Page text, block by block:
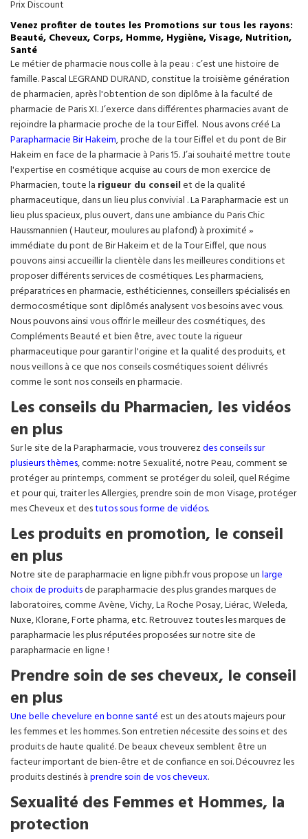
Prix Discount
Venez profiter de toutes les Promotions sur tous les rayons:
Beauté, Cheveux, Corps, Homme, Hygiène, Visage, Nutrition,
Santé
Le métier de pharmacie nous colle à la peau : c’est une histoire de
famille. Pascal LEGRAND DURAND, constitue la troisième génération
de pharmacien, après l'obtention de son diplôme à la faculté de
pharmacie de Paris XI. J’exerce dans différentes pharmacies avant de
rejoindre la pharmacie proche de la tour Eiffel. Nous avons créé La
Parapharmacie Bir Hakeim, proche de la tourEiffelet du pont de Bir
Hakeim en face de la pharmacie à Paris 15. J’ai souhaité mettre toute
l'expertise en cosmétique acquise au cours de mon exercice de
Pharmacien, toute la rigueur du conseilet de la qualité
pharmaceutique, dans un lieu plus convivial . La Parapharmacie est un
lieu plus spacieux, plus ouvert, dans une ambiance du Paris Chic
Haussmannien ( Hauteur, moulures au plafond) à proximité »
immédiate du pont de Bir Hakeim et de la Tour Eiffel, que nous
pouvons ainsi accueillir la clientèle dans les meilleures conditions et
proposer différents services de cosmétiques. Les pharmaciens,
préparatrices en pharmacie, esthéticiennes, conseillers spécialisés en
dermocosmétique sont diplômés analysent vos besoins avec vous.
Nous pouvons ainsi vous offrir le meilleur des cosmétiques, des
Compléments Beauté et bien être, avec toute la rigueur
pharmaceutique pour garantir l'origine et la qualité des produits, et
nous veillons à ce que nos conseils cosmétiques soient délivrés
comme le sont nos conseils en pharmacie.
Les conseils du Pharmacien, les vidéos
en plus
Sur le site de la Parapharmacie, vous trouverezdes conseils sur
plusieurs thèmes, comme: notre Sexualité, notre Peau, comment se
protéger au printemps, comment se protéger du soleil, quel Régime
et pour qui, traiter les Allergies, prendre soin de mon Visage, protéger
mes Cheveux et destutos sous forme de vidéos.
Les produits en promotion, le conseil
en plus
Notre site de parapharmacie en ligne pibh.fr vous propose unlarge
choix de produitsde parapharmacie des plus grandes marques de
laboratoires, comme Avène, Vichy, La Roche Posay, Liérac, Weleda,
Nuxe, Klorane, Forte pharma, etc. Retrouvez toutes les marques de
parapharmacie les plus réputées proposées sur notre site de
parapharmacie en ligne !
Prendre soin de ses cheveux, le conseil
en plus
Une belle chevelure en bonne santéest un des atouts majeurs pour
les femmes et les hommes. Son entretien nécessite des soins et des
produits de haute qualité. De beaux cheveux semblent être un
facteur important de bien-être et de confiance en soi. Découvrez les
produits destinés àprendre soin de vos cheveux.
Sexualité des Femmes et Hommes, la
protection